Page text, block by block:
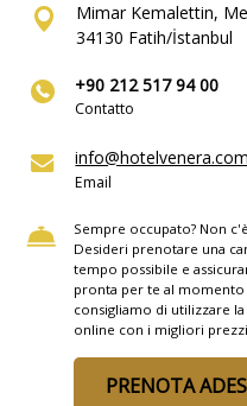
Mimar Kemalettin,
34130 Fatih/İstanbul
+90 212 517 94 00
Contatto
info@hotelvenera.com
Email
Sempre occupato? Non
Desideri prenotare una
tempo possibile e
pronta per te al momento
consigliamo di utilizzare
online con i migliori
PRENOTA